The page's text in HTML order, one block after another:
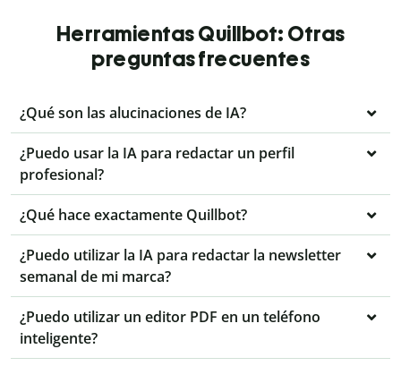
Herramientas Quillbot: Otras
preguntas frecuentes
¿Qué son las alucinaciones de IA?
¿Puedo usar la IA para redactar un perfil
profesional?
¿Qué hace exactamente Quillbot?
¿Puedo utilizar la IA para redactar la newsletter
semanal de mi marca?
¿Puedo utilizar un editor PDF en un teléfono
inteligente?